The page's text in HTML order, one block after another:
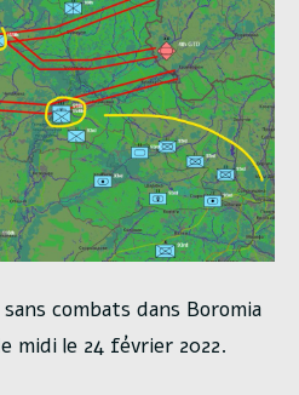
combats dans Boromia
midi le 24 février 2022.